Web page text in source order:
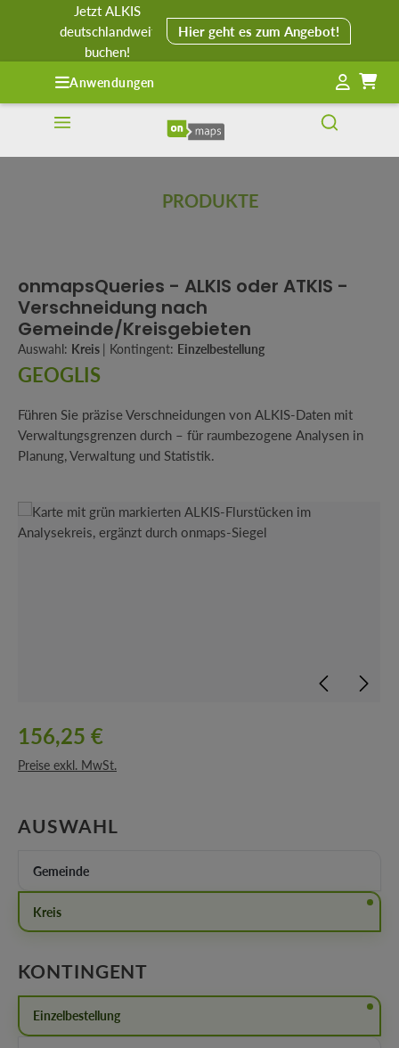
springen
Jetzt ALKIS
deutschlandweit
buchen!
Hier geht es zum Angebot!
Anwendungen
PRODUKTE
onmapsQueries - ALKIS oder ATKIS -
Verschneidung nach
Gemeinde/Kreisgebieten
Auswahl: Kreis | Kontingent: Einzelbestellung
GEOGLIS
Führen Sie präzise Verschneidungen von ALKIS-Daten mit
Verwaltungsgrenzen durch – für raumbezogene Analysen in
Planung, Verwaltung und Statistik.
Bildergalerie überspringen
156,25 €
Preise exkl. MwSt.
AUSWAHL
Gemeinde
Kreis
KONTINGENT
Einzelbestellung